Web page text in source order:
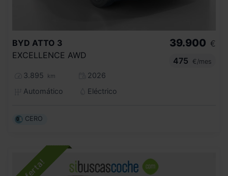
BYD ATTO 3
EXCELLENCE AWD
3.895 km
2026
Automático
Eléctrico
39.900 €
475
€/mes
CERO